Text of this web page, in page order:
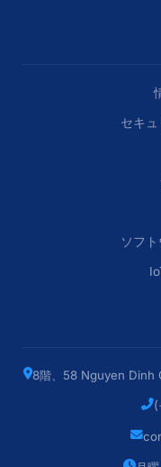
セキ
ソフ
8階、58 N​​guyen Dinh